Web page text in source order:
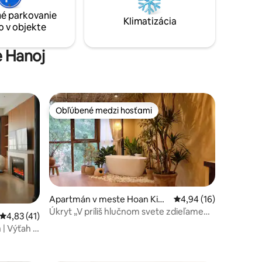
Hanoi 5th floor, no lift, must climb stairs
parkovanie
v objekte
Klimatizácia
Hanoj
20
Priemerné ohodnotenie 4,83 z 5, počet hodnotení: 41
4,83 (41)
| Výťah |
Obľúbené medzi hosťami
Obľúbené medzi hosťami
Apartmán v meste Hoan Kie
m
Priemerné
4,94 (16)
Úkryt „V príliš hlučnom svete zdieľame